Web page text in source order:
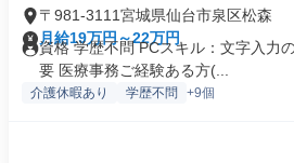
〒981-3111宮城県仙台市泉区松森
月給19万円～22万円
資格 学歴不問 PCスキル：文字入力
要 医療事務ご経験ある方(...
介護休暇あり 学歴不問 +9個